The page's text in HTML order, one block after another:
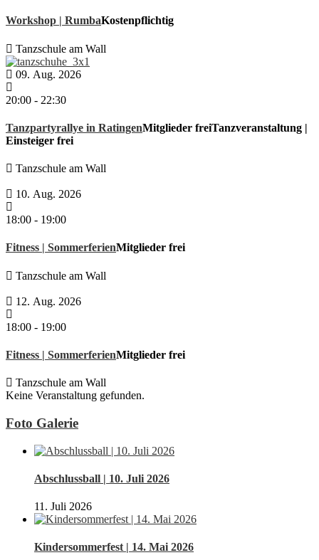
Workshop | RumbaKostenpflichtig
Tanzschule am Wall
09. Aug. 2026
20:00 - 22:30
Tanzpartyrallye in RatingenMitglieder freiTanzveranstaltung |
Einsteiger frei
Tanzschule am Wall
10. Aug. 2026
18:00 - 19:00
Fitness | SommerferienMitglieder frei
Tanzschule am Wall
12. Aug. 2026
18:00 - 19:00
Fitness | SommerferienMitglieder frei
Tanzschule am Wall
Keine Veranstaltung gefunden.
Foto Galerie
Abschlussball | 10. Juli 2026
11. Juli 2026
Kindersommerfest | 14. Mai 2026